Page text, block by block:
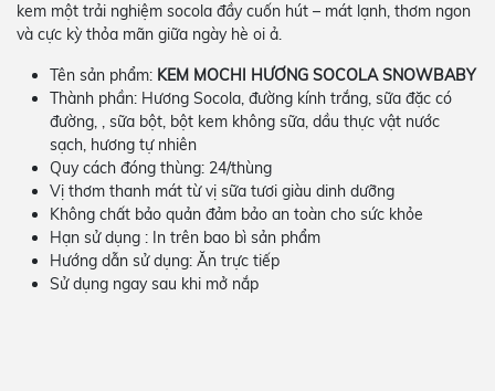
kem một trải nghiệm socola đầy cuốn hút – mát lạnh, thơm ngon
và cực kỳ thỏa mãn giữa ngày hè oi ả.
Tên sản phẩm: KEM MOCHI HƯƠNG SOCOLA SNOWBABY
Thành phần: Hương Socola, đường kính trắng, sữa đặc có
đường, , sữa bột, bột kem không sữa, dầu thực vật nước
sạch, hương tự nhiên
Quy cách đóng thùng: 24/thùng
Vị thơm thanh mát từ vị sữa tươi giàu dinh dưỡng
Không chất bảo quản đảm bảo an toàn cho sức khỏe
Hạn sử dụng : In trên bao bì sản phẩm
Hướng dẫn sử dụng: Ăn trực tiếp
Sử dụng ngay sau khi mở nắp